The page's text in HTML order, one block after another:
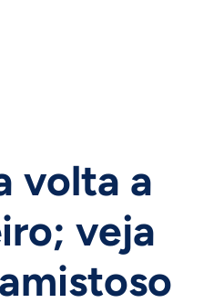
volta a
veja